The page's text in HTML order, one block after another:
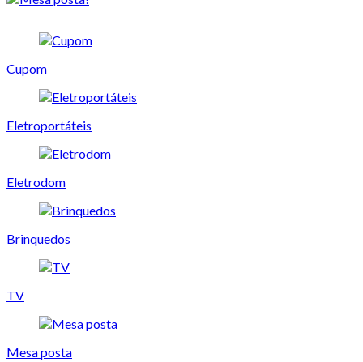
Cupom
Eletroportáteis
Eletrodom
Brinquedos
TV
Mesa posta